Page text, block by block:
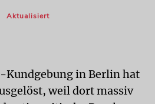
Aktualisiert
Kundgebung in Berlin hat
weil dort massiv